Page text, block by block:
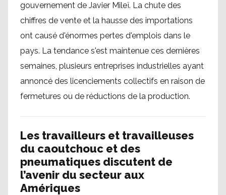
gouvernement de Javier Mileï. La chute des
chiffres de vente et la hausse des importations
ont causé d'énormes pertes d'emplois dans le
pays. La tendance s'est maintenue ces dernières
semaines, plusieurs entreprises industrielles ayant
annoncé des licenciements collectifs en raison de
fermetures ou de réductions de la production.
Les travailleurs et travailleuses
du caoutchouc et des
pneumatiques discutent de
l’avenir du secteur aux
Amériques